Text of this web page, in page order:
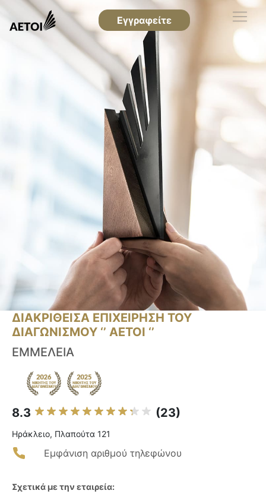
Εγγραφείτε
ΔΙΑΚΡΙΘΕΙΣΑ ΕΠΙΧΕΙΡΗΣΗ ΤΟΥ
ΔΙΑΓΩΝΙΣΜΟΥ ‘’ ΑΕΤΟΙ ‘’
ΕΜΜΕΛΕΙΑ
8.3 (23)
Ηράκλειο, Πλαπούτα 121
Εμφάνιση αριθμού τηλεφώνου
Σχετικά με την εταιρεία: